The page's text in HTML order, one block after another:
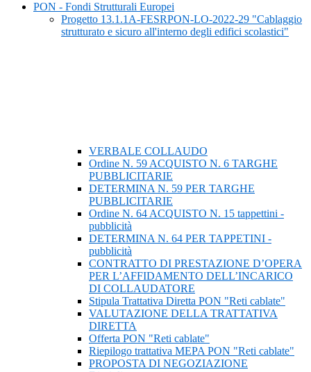
PON - Fondi Strutturali Europei
Progetto 13.1.1A-FESRPON-LO-2022-29 "Cablaggio
strutturato e sicuro all'interno degli edifici scolastici"
VERBALE COLLAUDO
Ordine N. 59 ACQUISTO N. 6 TARGHE
PUBBLICITARIE
DETERMINA N. 59 PER TARGHE
PUBBLICITARIE
Ordine N. 64 ACQUISTO N. 15 tappettini -
pubblicità
DETERMINA N. 64 PER TAPPETINI -
pubblicità
CONTRATTO DI PRESTAZIONE D’OPERA
PER L’AFFIDAMENTO DELL’INCARICO
DI COLLAUDATORE
Stipula Trattativa Diretta PON "Reti cablate"
VALUTAZIONE DELLA TRATTATIVA
DIRETTA
Offerta PON "Reti cablate"
Riepilogo trattativa MEPA PON "Reti cablate"
PROPOSTA DI NEGOZIAZIONE